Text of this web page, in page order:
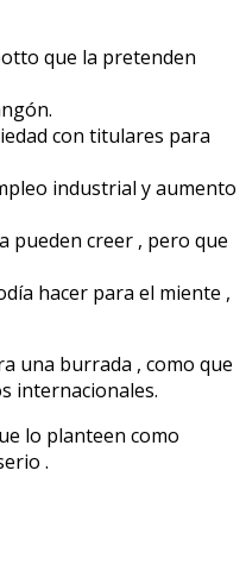
que la pretenden
con titulares para
industrial y aumento
pueden creer , pero que
hacer para el miente ,
una burrada , como que
internacionales.
lo planteen como
.